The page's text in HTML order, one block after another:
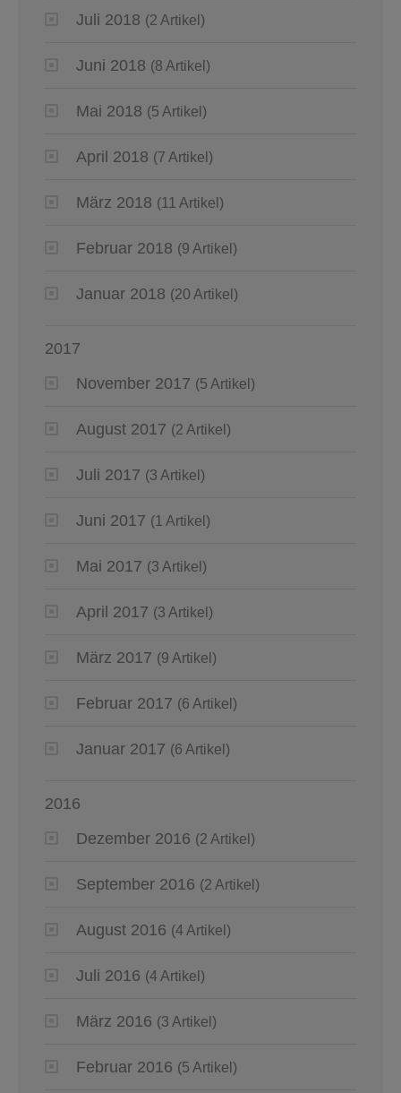
Juli 2018 (2 Artikel)
Juni 2018 (8 Artikel)
Mai 2018 (5 Artikel)
April 2018 (7 Artikel)
März 2018 (11 Artikel)
Februar 2018 (9 Artikel)
Januar 2018 (20 Artikel)
2017
November 2017 (5 Artikel)
August 2017 (2 Artikel)
Juli 2017 (3 Artikel)
Juni 2017 (1 Artikel)
Mai 2017 (3 Artikel)
April 2017 (3 Artikel)
März 2017 (9 Artikel)
Februar 2017 (6 Artikel)
Januar 2017 (6 Artikel)
2016
Dezember 2016 (2 Artikel)
September 2016 (2 Artikel)
August 2016 (4 Artikel)
Juli 2016 (4 Artikel)
März 2016 (3 Artikel)
Februar 2016 (5 Artikel)